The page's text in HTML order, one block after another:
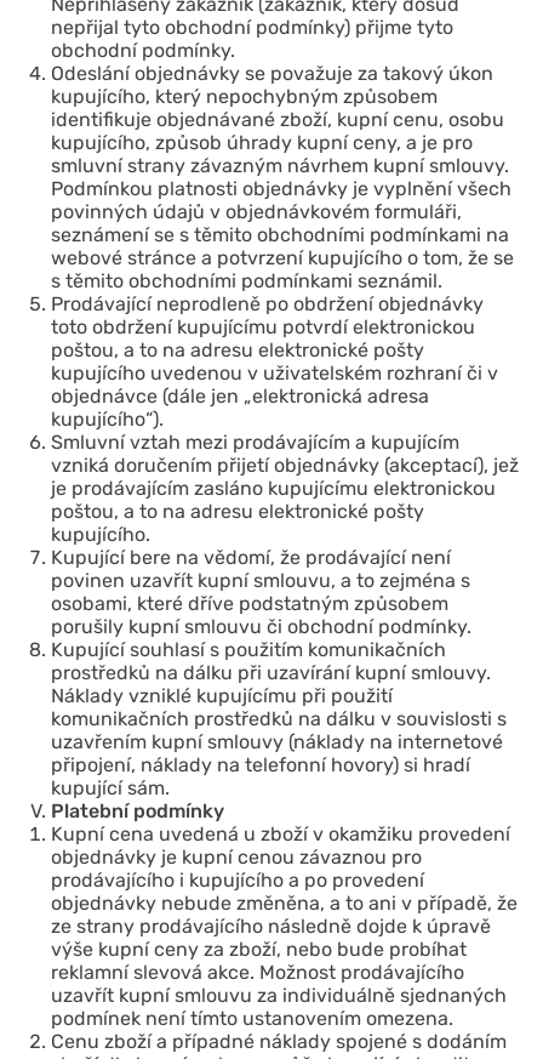
Nepřihlášený zákazník (zákazník, který dosud
nepřijal tyto obchodní podmínky) přijme tyto
obchodní podmínky.
Odeslání objednávky se považuje za takový úkon
kupujícího, který nepochybným způsobem
identifikuje objednávané zboží, kupní cenu, osobu
kupujícího, způsob úhrady kupní ceny, a je pro
smluvní strany závazným návrhem kupní smlouvy.
Podmínkou platnosti objednávky je vyplnění všech
povinných údajů v objednávkovém formuláři,
seznámení se s těmito obchodními podmínkami na
webové stránce a potvrzení kupujícího o tom, že se
s těmito obchodními podmínkami seznámil.
Prodávající neprodleně po obdržení objednávky
toto obdržení kupujícímu potvrdí elektronickou
poštou, a to na adresu elektronické pošty
kupujícího uvedenou v uživatelském rozhraní či v
objednávce (dále jen „elektronická adresa
kupujícího“).
Smluvní vztah mezi prodávajícím a kupujícím
vzniká doručením přijetí objednávky (akceptací), jež
je prodávajícím zasláno kupujícímu elektronickou
poštou, a to na adresu elektronické pošty
kupujícího.
Kupující bere na vědomí, že prodávající není
povinen uzavřít kupní smlouvu, a to zejména s
osobami, které dříve podstatným způsobem
porušily kupní smlouvu či obchodní podmínky.
Kupující souhlasí s použitím komunikačních
prostředků na dálku při uzavírání kupní smlouvy.
Náklady vzniklé kupujícímu při použití
komunikačních prostředků na dálku v souvislosti s
uzavřením kupní smlouvy (náklady na internetové
připojení, náklady na telefonní hovory) si hradí
kupující sám.
Platební podmínky
Kupní cena uvedená u zboží v okamžiku provedení
objednávky je kupní cenou závaznou pro
prodávajícího i kupujícího a po provedení
objednávky nebude změněna, a to ani v případě, že
ze strany prodávajícího následně dojde k úpravě
výše kupní ceny za zboží, nebo bude probíhat
reklamní slevová akce. Možnost prodávajícího
uzavřít kupní smlouvu za individuálně sjednaných
podmínek není tímto ustanovením omezena.
Cenu zboží a případné náklady spojené s dodáním